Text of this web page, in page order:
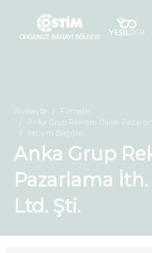
Anasayfa
Firmalar
Anka Grup Reklam Dijital
İletişim Bilgileri
Anka Grup
Pazarlama İth.
Ltd. Şti.